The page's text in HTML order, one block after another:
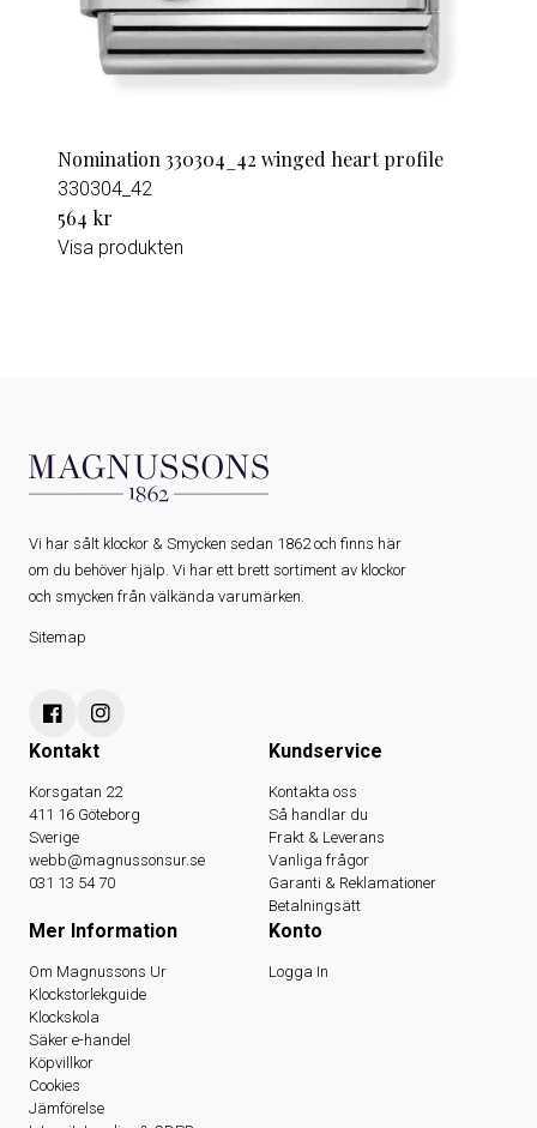
Nomination 330304_42 winged heart profile
330304_42
564 kr
Visa produkten
Vi har sålt klockor & Smycken sedan 1862 och finns här
om du behöver hjälp. Vi har ett brett sortiment av klockor
och smycken från välkända varumärken.
Sitemap
Kontakt
Korsgatan 22
411 16 Göteborg
Sverige
webb@magnussonsur.se
031 13 54 70
Kundservice
Kontakta oss
Så handlar du
Frakt & Leverans
Vanliga frågor
Garanti & Reklamationer
Betalningsätt
Mer Information
Om Magnussons Ur
Klockstorlekguide
Klockskola
Säker e-handel
Köpvillkor
Cookies
Jämförelse
Konto
Logga In